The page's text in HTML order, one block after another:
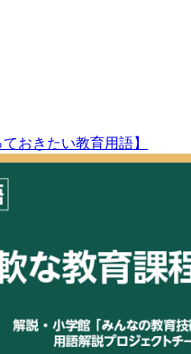
おきたい教育用語】